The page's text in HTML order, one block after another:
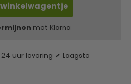
winkelwagentje
met Klarna
uur levering ✔ Laagste